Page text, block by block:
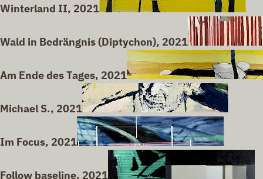
Winterland II, 2021
Wald in Bedrängnis (Diptychon), 2021
Am Ende des Tages, 2021
Michael S., 2021
Im Focus, 2021
Follow baseline. 2021